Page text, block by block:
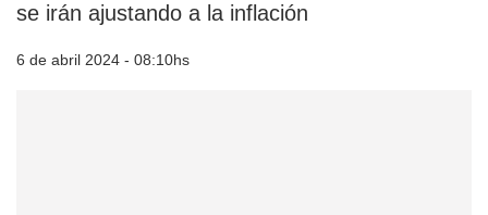
se irán ajustando a la inflación
6 de abril 2024 - 08:10hs